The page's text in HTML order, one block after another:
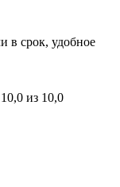
в срок, удобное
10,0 из 10,0